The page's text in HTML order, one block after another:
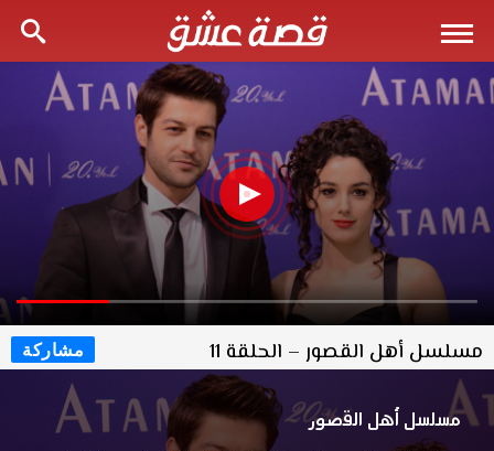
مسلسل أهل القصور – الحلقة 11 مشاركة
مسلسل أهل القصور